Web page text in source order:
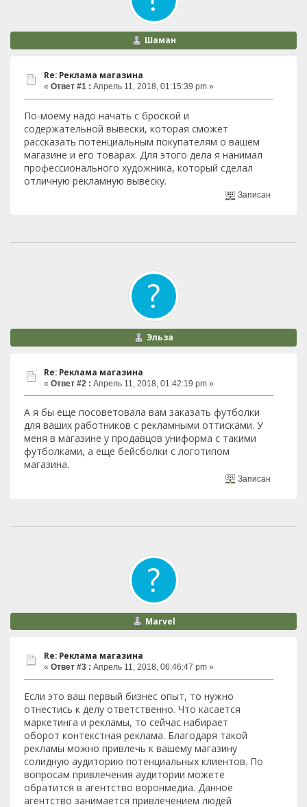
Шаман
Re: Реклама магазина
« Ответ #1 : Апрель 11, 2018, 01:15:39 pm »
По-моему надо начать с броской и
содержательной вывески, которая сможет
рассказать потенциальным покупателям о вашем
магазине и его товарах. Для этого дела я нанимал
профессионального художника, который сделал
отличную рекламную вывеску.
Записан
Эльза
Re: Реклама магазина
« Ответ #2 : Апрель 11, 2018, 01:42:19 pm »
А я бы еще посоветовала вам заказать футболки
для ваших работников с рекламными оттисками. У
меня в магазине у продавцов униформа с такими
футболками, а еще бейсболки с логотипом
магазина.
Записан
Marvel
Re: Реклама магазина
« Ответ #3 : Апрель 11, 2018, 06:46:47 pm »
Если это ваш первый бизнес опыт, то нужно
отнестись к делу ответственно. Что касается
маркетинга и рекламы, то сейчас набирает
оборот контекстная реклама. Благодаря такой
рекламы можно привлечь к вашему магазину
солидную аудиторию потенциальных клиентов. По
вопросам привлечения аудитории можете
обратится в агентство воронмедиа. Данное
агентство занимается привлечением людей